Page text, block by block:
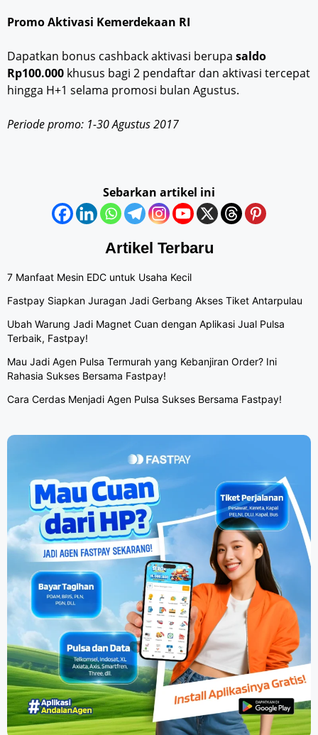
Promo Aktivasi Kemerdekaan RI
Dapatkan bonus cashback aktivasi berupa saldo
Rp100.000 khusus bagi 2 pendaftar dan aktivasi tercepat
hingga H+1 selama promosi bulan Agustus.
Periode promo: 1-30 Agustus 2017
Sebarkan artikel ini
Artikel Terbaru
7 Manfaat Mesin EDC untuk Usaha Kecil
Fastpay Siapkan Juragan Jadi Gerbang Akses Tiket Antarpulau
Ubah Warung Jadi Magnet Cuan dengan Aplikasi Jual Pulsa
Terbaik, Fastpay!
Mau Jadi Agen Pulsa Termurah yang Kebanjiran Order? Ini
Rahasia Sukses Bersama Fastpay!
Cara Cerdas Menjadi Agen Pulsa Sukses Bersama Fastpay!